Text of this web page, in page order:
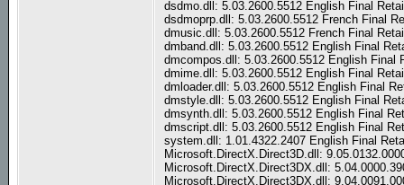
dsdmo.dll: 5.03.2600.5512 English Final
dsdmoprp.dll: 5.03.2600.5512 French Final
dmusic.dll: 5.03.2600.5512 French Final
dmband.dll: 5.03.2600.5512 English Final
dmcompos.dll: 5.03.2600.5512 English Final
dmime.dll: 5.03.2600.5512 English Final
dmloader.dll: 5.03.2600.5512 English Final
dmstyle.dll: 5.03.2600.5512 English Final
dmsynth.dll: 5.03.2600.5512 English Final
dmscript.dll: 5.03.2600.5512 English Final
system.dll: 1.01.4322.2407 English Final
Microsoft.DirectX.Direct3D.dll:
Microsoft.DirectX.Direct3DX.dll:
Microsoft.DirectX.Direct3DX.dll: